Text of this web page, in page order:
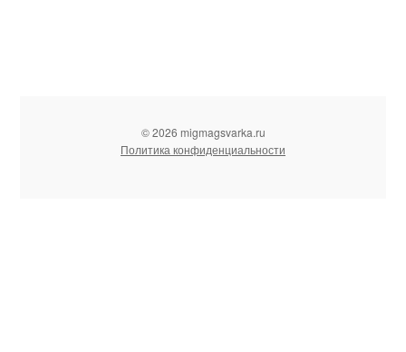
© 2026 migmagsvarka.ru
Политика конфиденциальности